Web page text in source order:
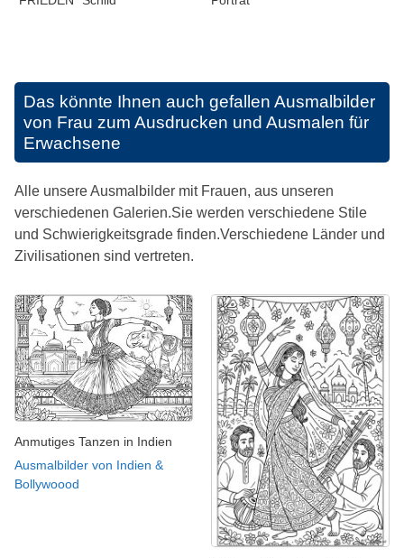
Das könnte Ihnen auch gefallen Ausmalbilder
von Frau zum Ausdrucken und Ausmalen für
Erwachsene
Alle unsere Ausmalbilder mit Frauen, aus unseren
verschiedenen Galerien.Sie werden verschiedene Stile
und Schwierigkeitsgrade finden.Verschiedene Länder und
Zivilisationen sind vertreten.
Anmutiges Tanzen in Indien
Ausmalbilder von Indien &
Bollywoood